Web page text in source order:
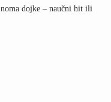
dojke – naučni hit ili